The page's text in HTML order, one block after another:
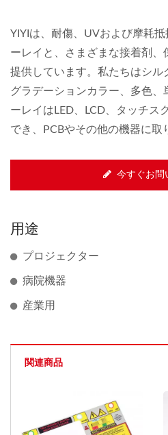
YIYIは、耐傷、UVおよび摩耗
ーレイと、さまざまな接着剤、
提供しています。私たちはシル
グラデーションカラー、多色
ーレイはLED、LCD、タッチス
でき、PCBやその他の機器に取
今すぐお問
用途
プロジェクター
病院機器
産業用
関連商品